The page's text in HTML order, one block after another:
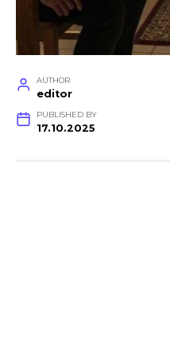
AUTHOR
editor
PUBLISHED BY
17.10.2025